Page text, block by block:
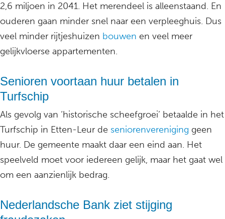
2,6 miljoen in 2041. Het merendeel is alleenstaand. En
ouderen gaan minder snel naar een verpleeghuis. Dus
veel minder rijtjeshuizen bouwen en veel meer
gelijkvloerse appartementen.
Senioren voortaan huur betalen in
Turfschip
Als gevolg van ‘historische scheefgroei’ betaalde in het
Turfschip in Etten-Leur de seniorenvereniging geen
huur. De gemeente maakt daar een eind aan. Het
speelveld moet voor iedereen gelijk, maar het gaat wel
om een aanzienlijk bedrag.
Nederlandsche Bank ziet stijging